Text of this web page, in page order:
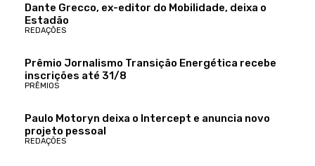
Dante Grecco, ex-editor do Mobilidade, deixa o
Estadão
REDAÇÕES
Prêmio Jornalismo Transição Energética recebe
inscrições até 31/8
PRÊMIOS
Paulo Motoryn deixa o Intercept e anuncia novo
projeto pessoal
REDAÇÕES